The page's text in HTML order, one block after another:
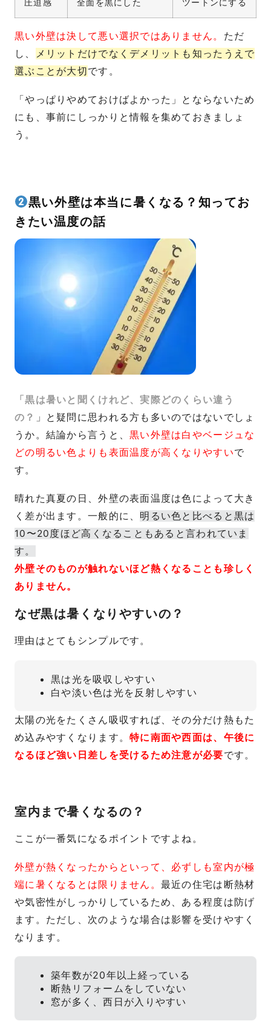
圧迫感 全面を黒にした ツートンにする
黒い外壁は決して悪い選択ではありません。 ただ
し、
メリットだけでなくデメリットも知ったうえで
選ぶことが大切 です。
「やっぱりやめておけばよかった」とならないため
にも、事前にしっかりと情報を集めておきましょ
う。
黒い外壁は本当に暑くなる？知ってお
きたい温度の話
「黒は暑いと聞くけれど、実際どのくらい違う
の？」
と疑問に思われる方も多いのではないでしょ
うか。結論から言うと、黒い外壁は白やベージュな
どの明るい色よりも表面温度が高くなりやすいで
す。
晴れた真夏の日、外壁の表面温度は色によって大き
く差が出ます。一般的に、 明るい色と比べると黒は
10〜20度ほど高くなることもあると言われていま
す。
外壁そのものが触れないほど熱くなることも珍しく
ありません。
なぜ黒は暑くなりやすいの？
理由はとてもシンプルです。
黒は光を吸収しやすい
白や淡い色は光を反射しやすい
太陽の光をたくさん吸収すれば、その分だけ熱もた
め込みやすくなります。特に南面や西面は、午後に
なるほど強い日差しを受けるため注意が必要です。
室内まで暑くなるの？
ここが一番気になるポイントですよね。
外壁が熱くなったからといって、必ずしも室内が極
端に暑くなるとは限りません。 最近の住宅は断熱材
や気密性がしっかりしているため、ある程度は防げ
ます。ただし、次のような場合は影響を受けやすく
なります。
築年数が20年以上経っている
断熱リフォームをしていない
窓が多く、西日が入りやすい